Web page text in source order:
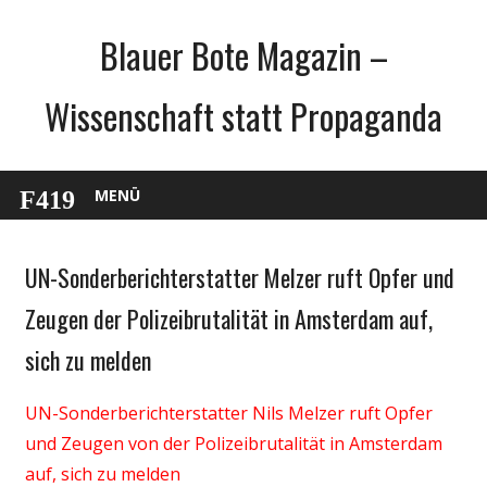
Blauer Bote Magazin –
Wissenschaft statt Propaganda
MENÜ
Gesellschaft
Politik
Wirtschaft
Wissenschaft
UN-Sonderberichterstatter Melzer ruft Opfer und
Zeugen der Polizeibrutalität in Amsterdam auf,
sich zu melden
UN-Sonderberichterstatter Nils Melzer ruft Opfer
und Zeugen von der Polizeibrutalität in Amsterdam
auf, sich zu melden